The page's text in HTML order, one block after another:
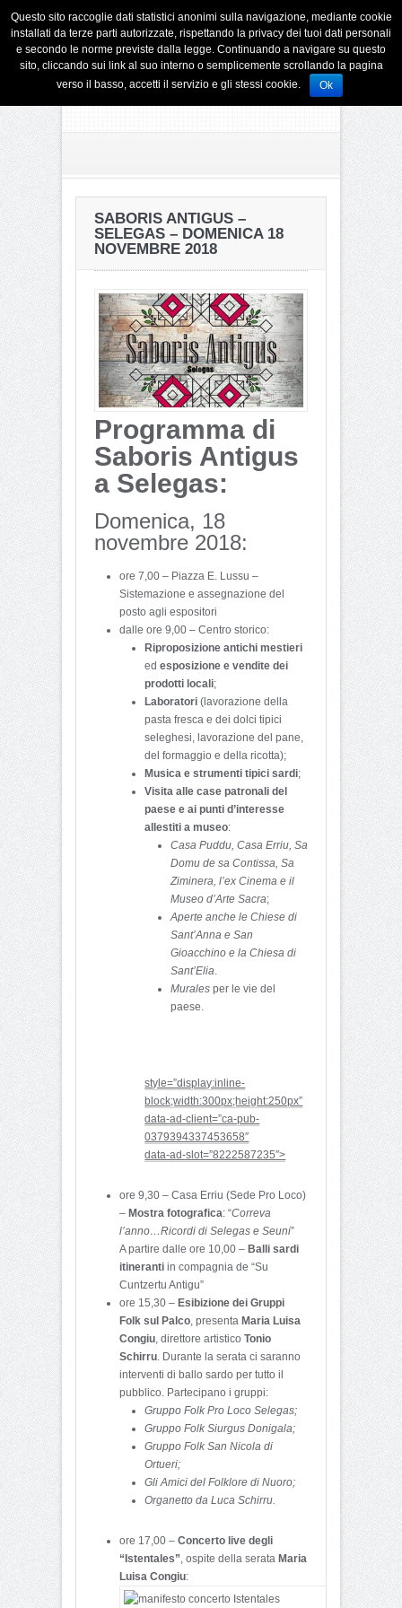
SABORIS ANTIGUS –
SELEGAS – DOMENICA 18
NOVEMBRE 2018
Programma di
Saboris Antigus
a Selegas:
Domenica, 18
novembre 2018:
ore 7,00 – Piazza E. Lussu –
Sistemazione e assegnazione del
posto agli espositori
dalle ore 9,00 – Centro storico:
Riproposizione antichi mestieri
ed esposizione e vendite dei
prodotti locali;
Laboratori (lavorazione della
pasta fresca e dei dolci tipici
seleghesi, lavorazione del pane,
del formaggio e della ricotta);
Musica e strumenti tipici sardi;
Visita alle case patronali del
paese e ai punti d’interesse
allestiti a museo:
Casa Puddu, Casa Erriu, Sa
Domu de sa Contissa, Sa
Ziminera, l’ex Cinema e il
Museo d’Arte Sacra;
Aperte anche le Chiese di
Sant’Anna e San
Gioacchino e la Chiesa di
Sant’Elia.
Muralesper le vie del
paese.
style=”display:inline-
block;width:300px;height:250px”
data-ad-client=”ca-pub-
0379394337453658″
data-ad-slot=”8222587235″>
ore 9,30 – Casa Erriu (Sede Pro Loco)
– Mostra fotografica: “Correva
l’anno…Ricordi di Selegas e Seuni”
A partire dalle ore 10,00 – Balli sardi
itineranti in compagnia de “Su
Cuntzertu Antigu”
ore 15,30 – Esibizione dei Gruppi
Folk sul Palco, presenta Maria Luisa
Congiu, direttore artisticoTonio
Schirru. Durante la serata ci saranno
interventi di ballo sardo per tutto il
pubblico. Partecipano i gruppi:
Gruppo Folk Pro Loco Selegas;
Gruppo Folk Siurgus Donigala;
Gruppo Folk San Nicola di
Ortueri;
Gli Amici del Folklore di Nuoro;
Organetto da Luca Schirru.
ore 17,00 –Concerto live degli
“Istentales”, ospite della serata Maria
Luisa Congiu:
Questo sito raccoglie dati statistici anonimi sulla navigazione, mediante cookie
installati da terze parti autorizzate, rispettando la privacy dei tuoi dati personali
e secondo le norme previste dalla legge. Continuando a navigare su questo
sito, cliccando sui link al suo interno o semplicemente scrollando la pagina
verso il basso, accetti il servizio e gli stessi cookie.
Ok